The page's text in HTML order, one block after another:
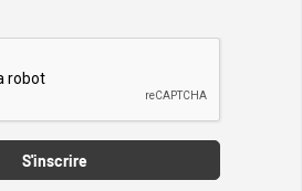
S'inscrire